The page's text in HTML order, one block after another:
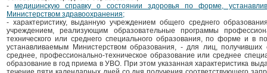
-медицинскую справку о состоянии здоровья по форме,
Министерством здравоохранения;
- характеристику, выданную учреждением общего среднего
учреждением, реализующим образовательные программы
технического или среднего специального образования, по форме и в
устанавливаемым Министерством образования, - для лиц, получивших
среднее, профессионально-техническое образование или среднее
образование в год приема в УВО. При этом указанная характеристика